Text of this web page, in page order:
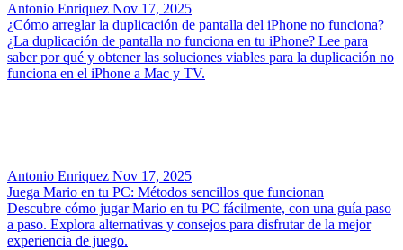
Antonio Enriquez Nov 17, 2025
¿Cómo arreglar la duplicación de pantalla del iPhone no funciona?
¿La duplicación de pantalla no funciona en tu iPhone? Lee para
saber por qué y obtener las soluciones viables para la duplicación no
funciona en el iPhone a Mac y TV.
Antonio Enriquez Nov 17, 2025
Juega Mario en tu PC: Métodos sencillos que funcionan
Descubre cómo jugar Mario en tu PC fácilmente, con una guía paso
a paso. Explora alternativas y consejos para disfrutar de la mejor
experiencia de juego.